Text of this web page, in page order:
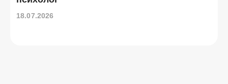
18.07.2026